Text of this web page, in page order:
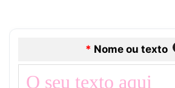
* Nome ou texto